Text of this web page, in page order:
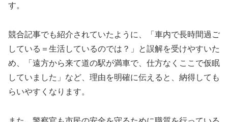
す。
競合記事でも紹介されていたように、「車内で長時間過ご
している＝生活しているのでは？」と誤解を受けやすいた
め、「遠方から来て道の駅が満車で、仕方なくここで仮眠
していました」など、理由を明確に伝えると、納得しても
らいやすくなります。